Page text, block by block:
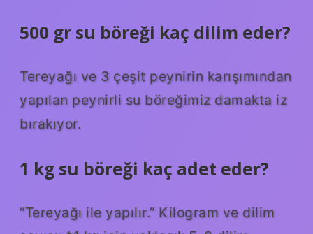
500 gr su böreği kaç dilim eder?
Tereyağı ve 3 çeşit peynirin karışımından
yapılan peynirli su böreğimiz damakta iz
bırakıyor.
1 kg su böreği kaç adet eder?
“Tereyağı ile yapılır.” Kilogram ve dilim